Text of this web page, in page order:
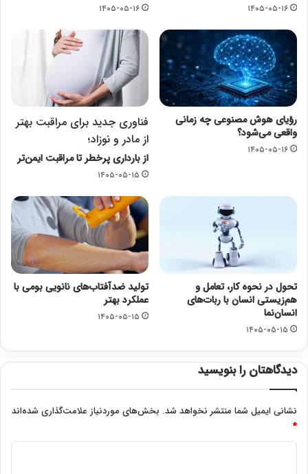
۱۴۰۵-۰۵-۱۶ ۱۴۰۵-۰۵-۱۶
رؤیای هوش مصنوعی چه زمانی
واقعی می‌شود؟
۱۴۰۵-۰۵-۱۶
فناوری جدید برای مراقبت بهتر
از مادر و نوزاد؛
از بارداری پرخطر تا مراقبت ایمن‌تر
۱۴۰۵-۰۵-۱۵
تحول در نحوه کار، تعامل و
هم‌زیستی انسان با ربات‌های
انسان‌نما
۱۴۰۵-۰۵-۱۵
تولید ضدآفتاب‌های نانویی بومی با
عملکرد بهتر
۱۴۰۵-۰۵-۱۵
دیدگاهتان را بنویسید
نشانی ایمیل شما منتشر نخواهد شد. بخش‌های موردنیاز علامت‌گذاری شده‌اند
*